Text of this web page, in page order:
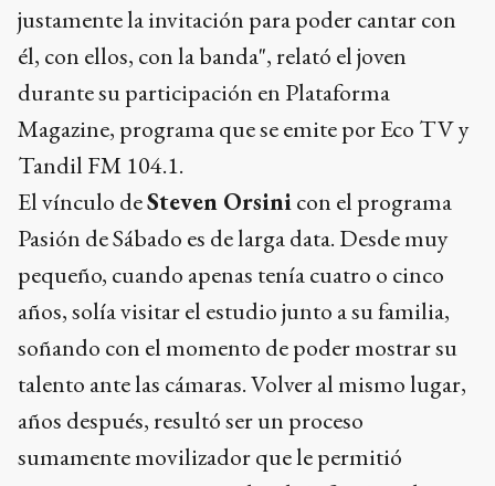
justamente la invitación para poder cantar con
él, con ellos, con la banda", relató el joven
durante su participación en Plataforma
Magazine, programa que se emite por Eco TV y
Tandil FM 104.1.
El vínculo deSteven Orsinicon el programa
Pasión de Sábado es de larga data. Desde muy
pequeño, cuando apenas tenía cuatro o cinco
años, solía visitar el estudio junto a su familia,
soñando con el momento de poder mostrar su
talento ante las cámaras. Volver al mismo lugar,
años después, resultó ser un proceso
sumamente movilizador que le permitió